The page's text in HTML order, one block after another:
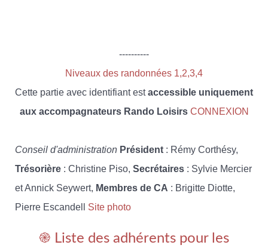
----------
Niveaux des randonnées 1,2,3,4
Cette partie avec identifiant estaccessible uniquement
aux accompagnateurs Rando Loisirs CONNEXION
Conseil d'administration Président : Rémy Corthésy,
Trésorière : Christine Piso, Secrétaires : Sylvie Mercier
et Annick Seywert, Membres de CA : Brigitte Diotte,
Pierre Escandell Site photo
֎ Liste des adhérents pour les